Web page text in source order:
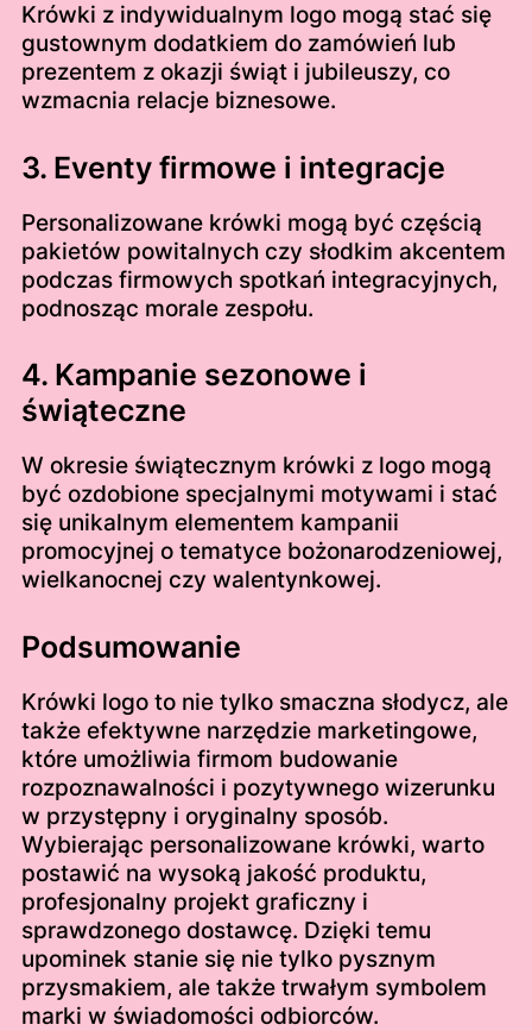
Krówki z indywidualnym logo mogą stać się
gustownym dodatkiem do zamówień lub
prezentem z okazji świąt i jubileuszy, co
wzmacnia relacje biznesowe.
3. Eventy firmowe i integracje
Personalizowane krówki mogą być częścią
pakietów powitalnych czy słodkim akcentem
podczas firmowych spotkań integracyjnych,
podnosząc morale zespołu.
4. Kampanie sezonowe i
świąteczne
W okresie świątecznym krówki z logo mogą
być ozdobione specjalnymi motywami i stać
się unikalnym elementem kampanii
promocyjnej o tematyce bożonarodzeniowej,
wielkanocnej czy walentynkowej.
Podsumowanie
Krówki logo to nie tylko smaczna słodycz, ale
także efektywne narzędzie marketingowe,
które umożliwia firmom budowanie
rozpoznawalności i pozytywnego wizerunku
w przystępny i oryginalny sposób.
Wybierając personalizowane krówki, warto
postawić na wysoką jakość produktu,
profesjonalny projekt graficzny i
sprawdzonego dostawcę. Dzięki temu
upominek stanie się nie tylko pysznym
przysmakiem, ale także trwałym symbolem
marki w świadomości odbiorców.